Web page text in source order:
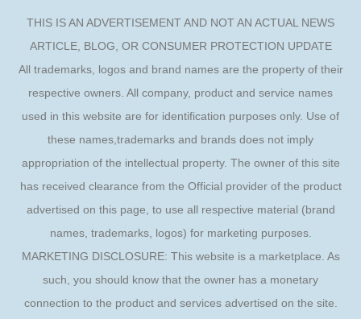
THIS IS AN ADVERTISEMENT AND NOT AN ACTUAL NEWS
ARTICLE, BLOG, OR CONSUMER PROTECTION UPDATE
All trademarks, logos and brand names are the property of their
respective owners. All company, product and service names
used in this website are for identification purposes only. Use of
these names,trademarks and brands does not imply
appropriation of the intellectual property. The owner of this site
has received clearance from the Official provider of the product
advertised on this page, to use all respective material (brand
names, trademarks, logos) for marketing purposes.
MARKETING DISCLOSURE: This website is a marketplace. As
such, you should know that the owner has a monetary
connection to the product and services advertised on the site.